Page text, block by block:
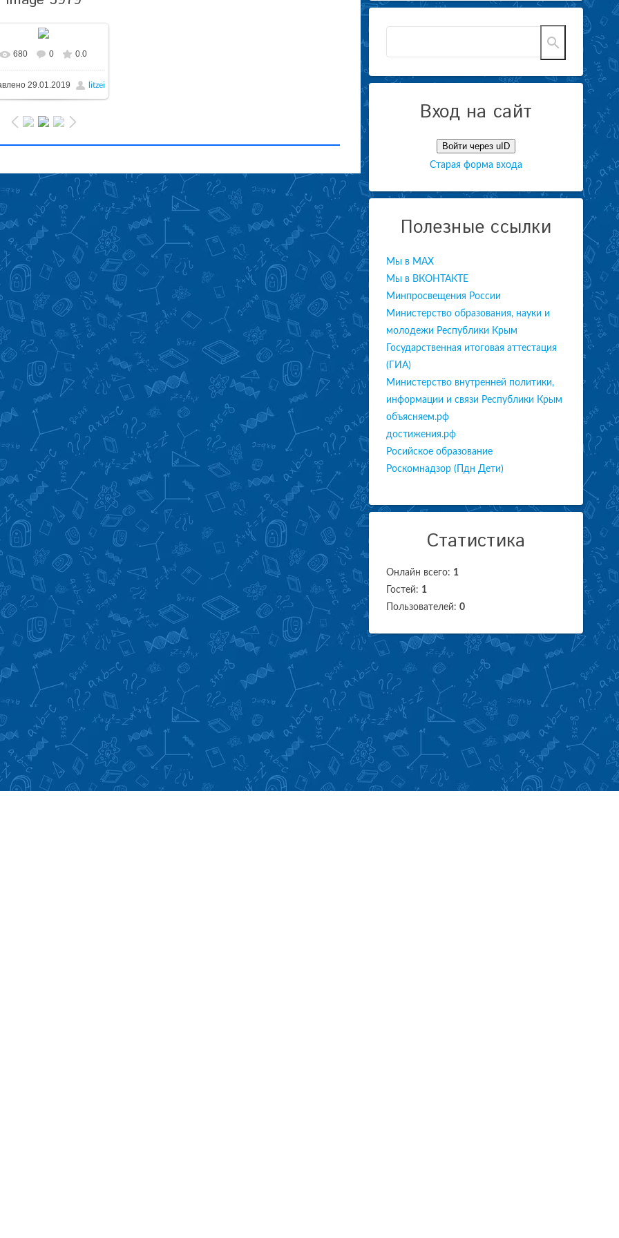
680 0 0.0
29.01.2019 litzei
Вход на сайт
Войти через uID
Старая форма входа
Полезные ссылки
Мы в МАХ
Мы в ВКОНТАКТЕ
Минпросвещения России
Министерство образования, науки и
молодежи Республики Крым
Государственная итоговая аттестация
(ГИА)
Министерство внутренней политики,
информации и связи Республики Крым
объясняем.рф
достижения.рф
Росийское образование
Роскомнадзор (Пдн Дети)
Статистика
Онлайн всего: 1
Гостей: 1
Пользователей: 0